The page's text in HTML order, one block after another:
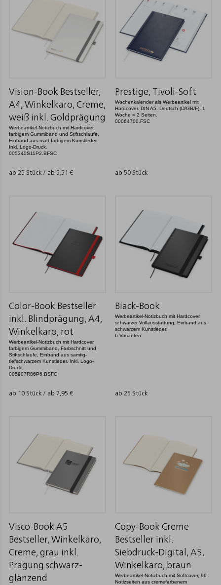
Vision-Book Bestseller,
A4, Winkelkaro, Creme,
weiß inkl. Goldprägung
Werbeartikel-Notizbuch mit Hardcover,
farbigem Gummiband und Stiftschlaufe,
Einband aus matt-farbigem Kunstleder.
Inkl. Logo-Druck.
005340S11P2.BFSC
ab 25 Stück / ab 5,51 €
Prestige, Tivoli-Soft
Wochenkalender als Werbeartikel mit
Hardcover. DIN A5. Deutsch (D/GB/F). 1
Woche = 2 Seiten.
00064700.FSC
ab 50 Stück
Color-Book Bestseller
inkl. Blindprägung, A4,
Winkelkaro, rot
Werbeartikel-Notizbuch mit Hardcover,
farbigem Gummiband, Farbschnitt und
Stiftschlaufe, Einband aus samtig-
tiefschwarzem Kunstleder. Inkl. Logo-
Druck.
005907R86P6.BSFC
ab 10 Stück / ab 7,95 €
Black-Book
Werbeartikel-Notizbuch mit Hardcover,
schwarzer Vollausstattung, Einband aus
schwarzem Kunstleder.
6 Varianten
ab 25 Stück
Visco-Book A5
Bestseller, Winkelkaro,
Creme, grau inkl.
Prägung schwarz-
glänzend
Copy-Book Creme
Bestseller inkl.
Siebdruck-Digital, A5,
Winkelkaro, braun
Werbeartikel-Notizbuch mit Softcover, 96
Notizseiten aus cremefarbenem